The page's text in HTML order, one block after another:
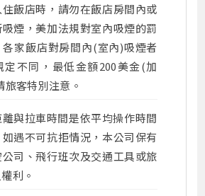
飯店時，請勿在飯店房間內或
煙，美加法規對室內吸煙的罰
家飯店對房間內(室內)吸煙者
定不同，最低金額200美金(加
旅客特別注意。
與拉車時間是依平均操作時間
遇不可抗拒情況，本公司保有
司、飛行班次及交通工具或旅
利。